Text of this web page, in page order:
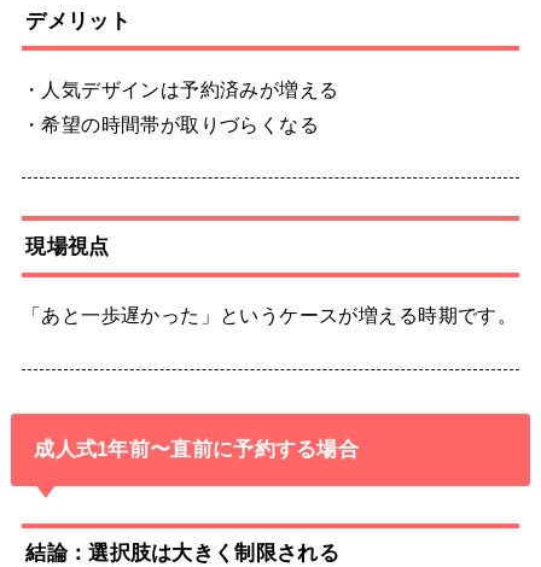
デメリット
・人気デザインは予約済みが増える
・希望の時間帯が取りづらくなる
現場視点
「あと一歩遅かった」というケースが増える時期です。
成人式1年前〜直前に予約する場合
結論：選択肢は大きく制限される